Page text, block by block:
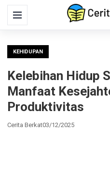
Menu
KEHIDUPAN
Kelebihan Hidup
Manfaat
Produktivitas
Cerita Berkat03/12/2025